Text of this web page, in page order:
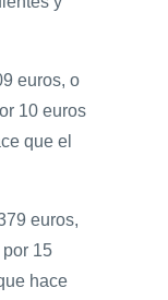
euros, o
10 euros
que el
euros,
15
hace